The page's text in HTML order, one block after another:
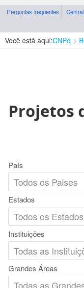
Perguntas frequentes
Você está aqui:CNPq
Projetos
País
Estados
Instituições
Grandes Áreas